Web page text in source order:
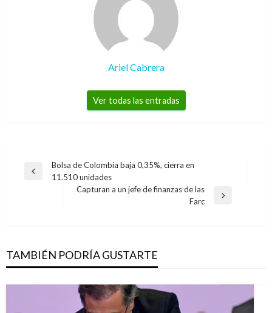
Ariel Cabrera
Ver todas las entradas
Navegación
Entrada
Bolsa de Colombia baja 0,35%, cierra en
11.510 unidades
Capturan a un jefe de finanzas de las
Farc
TAMBIÉN PODRÍA GUSTARTE